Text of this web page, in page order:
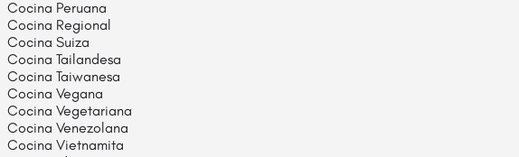
Cocina Peruana
Cocina Regional
Cocina Suiza
Cocina Tailandesa
Cocina Taiwanesa
Cocina Vegana
Cocina Vegetariana
Cocina Venezolana
Cocina Vietnamita